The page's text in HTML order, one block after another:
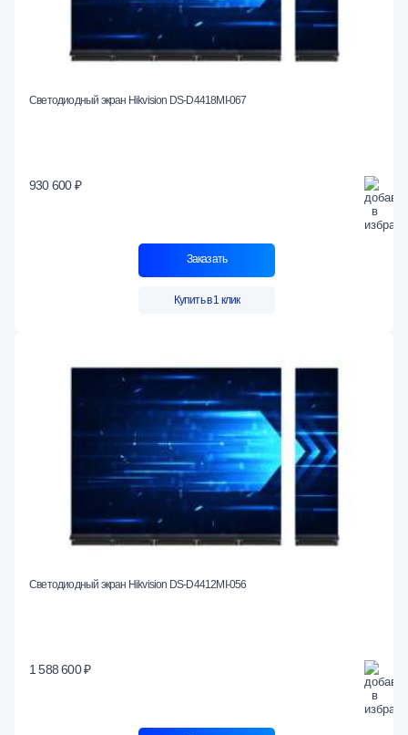
Светодиодный экран Hikvision DS-D4418MI-067
930 600 ₽
Заказать
Купить в 1 клик
Светодиодный экран Hikvision DS-D4412MI-056
1 588 600 ₽